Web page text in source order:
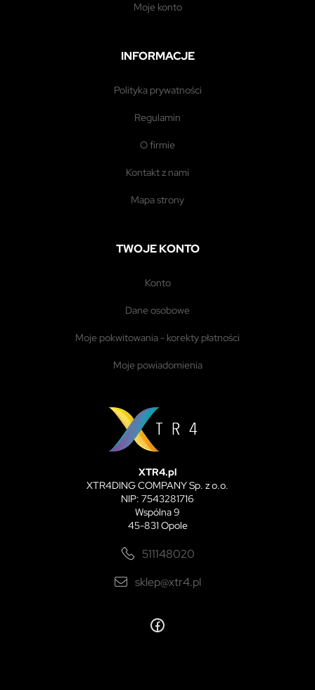
moje konto
INFORMACJE
polityka prywatności
regulamin
o firmie
kontakt z nami
mapa strony
TWOJE KONTO
konto
dane osobowe
moje pokwitowania - korekty płatności
moje powiadomienia
XTR4.pl
XTR4DING COMPANY Sp. z o.o.
NIP: 7543281716
Wspólna 9
45-831 Opole
511148020
sklep@xtr4.pl